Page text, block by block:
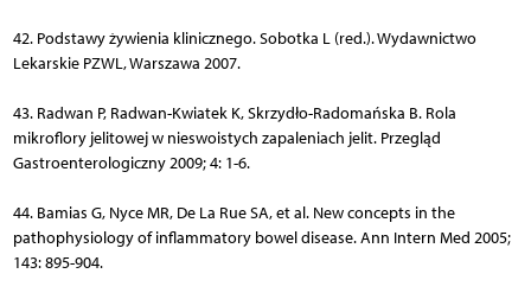
42. Podstawy żywienia klinicznego. Sobotka L (red.). Wydaw­nic­two
Lekarskie PZWL, Warszawa 2007.
43. Radwan P, Radwan-Kwiatek K, Skrzydło-Radomańska B. Rola
mikroflory jelitowej w nieswoistych zapaleniach jelit. Przegląd
Gastroenterologiczny 2009; 4: 1-6.
44. Bamias G, Nyce MR, De La Rue SA, et al. New concepts in the
pathophysiology of inflammatory bowel disease. Ann Intern Med 2005;
143: 895-904.